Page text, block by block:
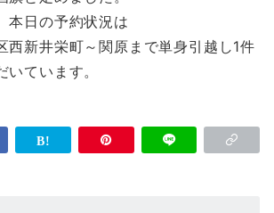
日の予約状況は
西新井栄町～関原まで単身引越し1件
ています。